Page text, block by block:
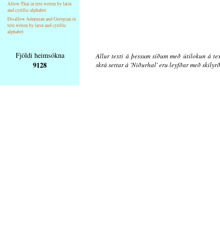
Allow Thai in text writen by latin
and cyrillic alphabet
Disallow Armenian and Georgian in
text writen by latin and cyrillic
alphabet
Fjöldi heimsókna
9128
Allur texti á þessum síðum með útilokun á
skrá settar á 'Niðurhal' eru leyfðar með